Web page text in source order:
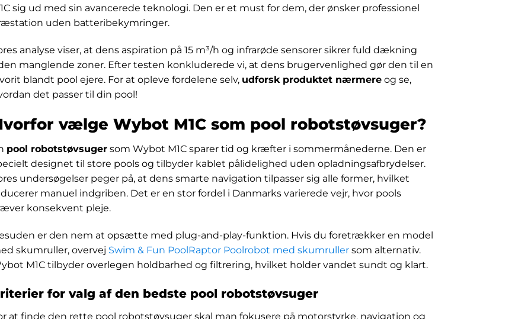
sig ud med sin avancerede teknologi. Den er et must for dem, der ønsker professionel
uden batteribekymringer.
analyse viser, at dens aspiration på 15 m³/h og infrarøde sensorer sikrer fuld dækning
manglende zoner. Efter testen konkluderede vi, at dens brugervenlighed gør den til en
blandt pool ejere. For at opleve fordelene selv, udforsk produktet nærmere og se,
det passer til din pool!
vælge Wybot M1C som pool robotstøvsuger?
pool robotstøvsuger som Wybot M1C sparer tid og kræfter i sommermånederne. Den er
designet til store pools og tilbyder kablet pålidelighed uden opladningsafbrydelser.
undersøgelser peger på, at dens smarte navigation tilpasser sig alle former, hvilket
manuel indgriben. Det er en stor fordel i Danmarks varierede vejr, hvor pools
konsekvent pleje.
er den nem at opsætte med plug-and-play-funktion. Hvis du foretrækker en model
skumruller, overvej Swim & Fun PoolRaptor Poolrobot med skumruller som alternativ.
M1C tilbyder overlegen holdbarhed og filtrering, hvilket holder vandet sundt og klart.
for valg af den bedste pool robotstøvsuger
at finde den rette pool robotstøvsuger skal man fokusere på motorstyrke, navigation og